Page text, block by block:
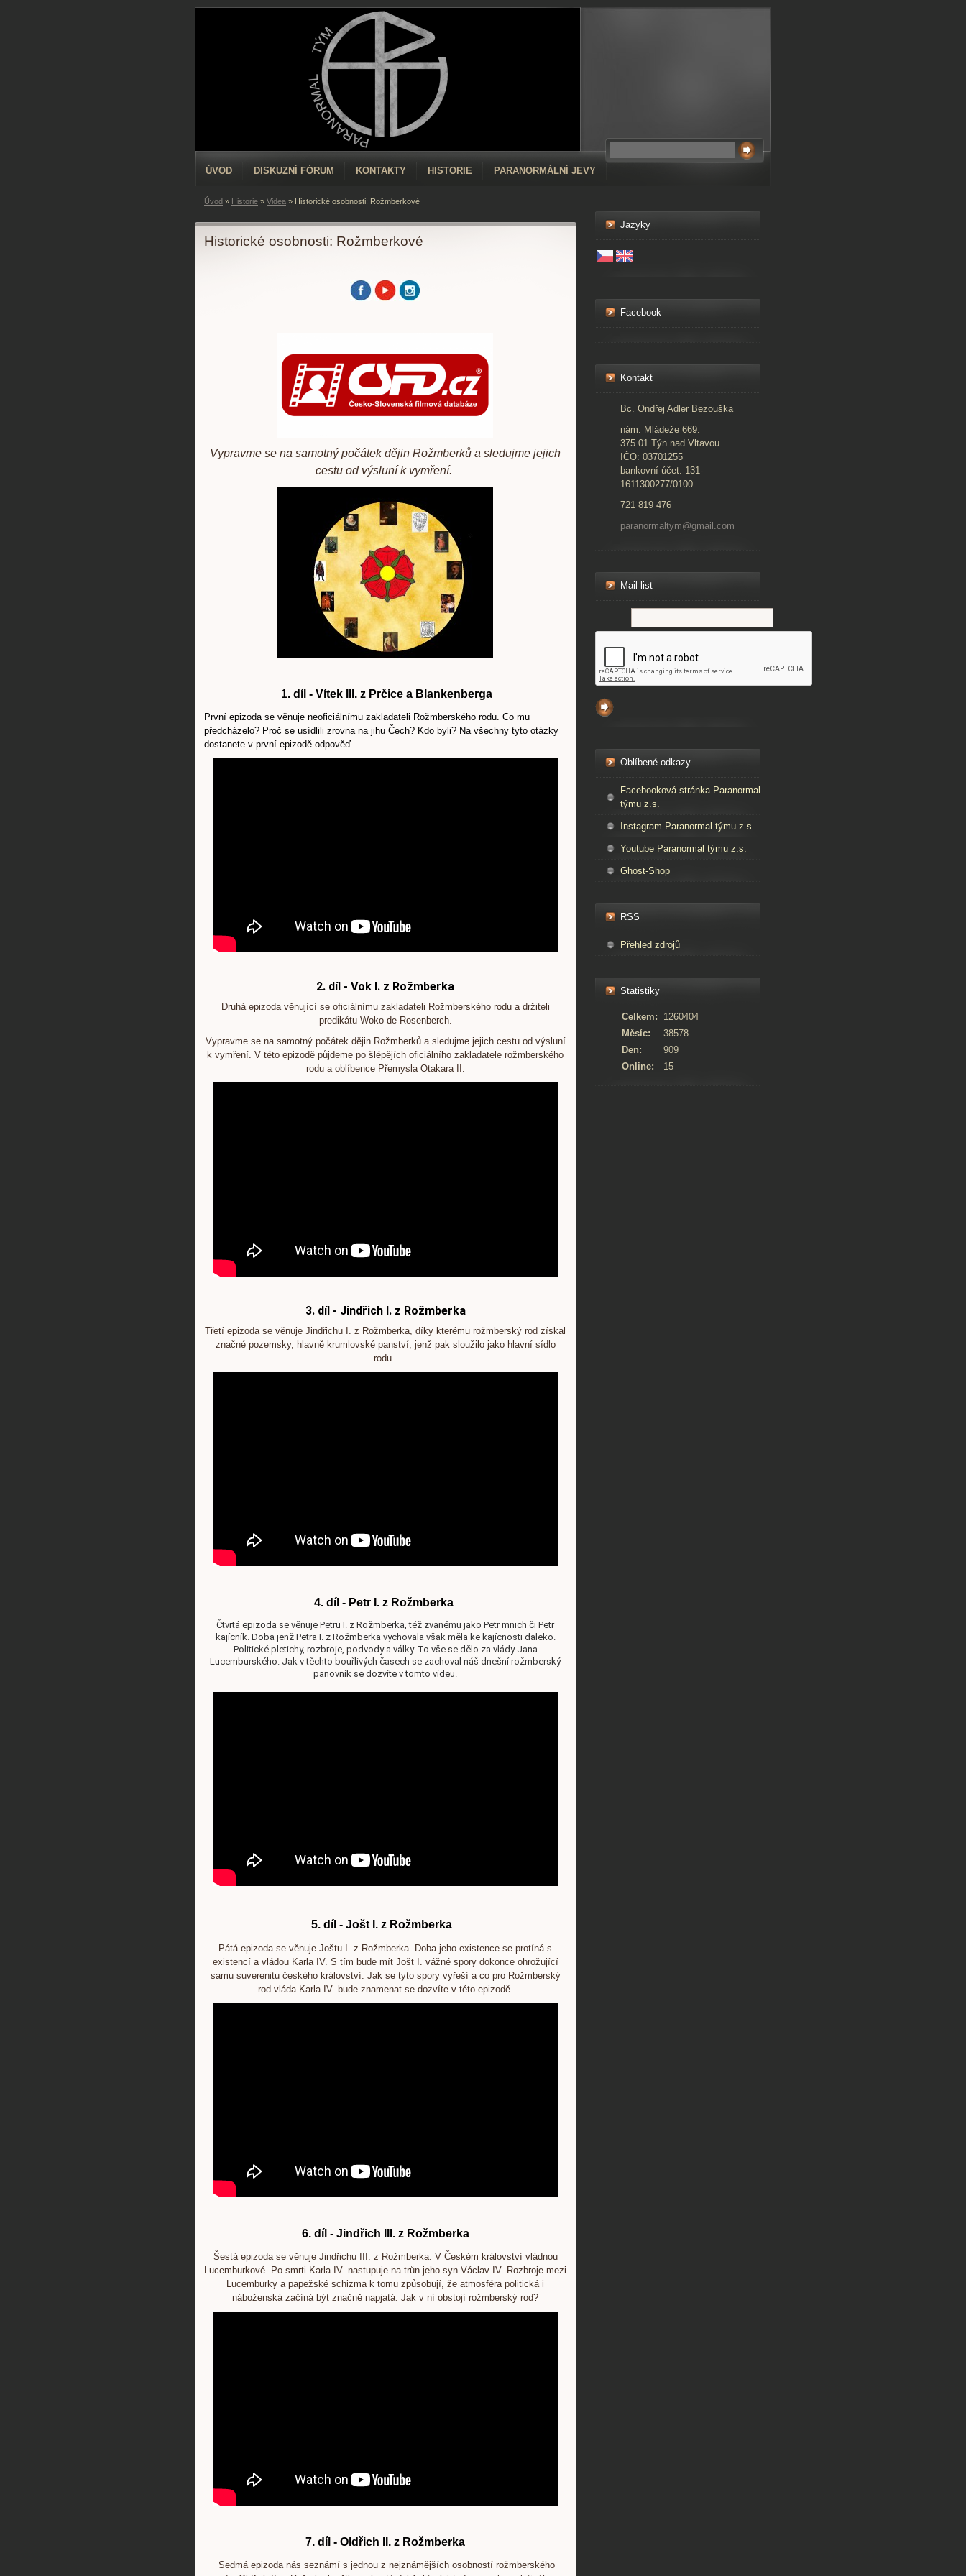
ÚVOD DISKUZNÍ FÓRUM KONTAKTY HISTORIE PARANORMÁLNÍ JEVY
Jazyky
Facebook
Kontakt
Bc. Ondřej Adler Bezouška
nám. Mládeže 669.
375 01 Týn nad Vltavou
IČO: 03701255
bankovní účet: 131-
1611300277/0100
721 819 476
paranormaltym@gmail.com
Mail list
Oblíbené odkazy
Facebooková stránka Paranormal
týmu z.s.
Instagram Paranormal týmu z.s.
Youtube Paranormal týmu z.s.
Ghost-Shop
RSS
Přehled zdrojů
Statistiky
Online: 15
Celkem:
1260404
Měsíc:
38578
Den:
909
Úvod » Historie » Videa » Historické osobnosti: Rožmberkové
Historické osobnosti: Rožmberkové
Vypravme se na samotný počátek dějin Rožmberků a sledujme jejich
cestu od výsluní k vymření.
1. díl - Vítek III. z Prčice a Blankenberga
První epizoda se věnuje neoficiálnímu zakladateli Rožmberského rodu. Co mu
předcházelo? Proč se usídlili zrovna na jihu Čech? Kdo byli? Na všechny tyto otázky
dostanete v první epizodě odpověď.
2. díl - Vok I. z Rožmberka
Druhá epizoda věnující se oficiálnímu zakladateli Rožmberského rodu a držiteli
predikátu Woko de Rosenberch.
Vypravme se na samotný počátek dějin Rožmberků a sledujme jejich cestu od výsluní
k vymření. V této epizodě půjdeme po šlépějích oficiálního zakladatele rožmberského
rodu a oblíbence Přemysla Otakara II.
3. díl - Jindřich I. z Rožmberka
Třetí epizoda se věnuje Jindřichu I. z Rožmberka, díky kterému rožmberský rod získal
značné pozemsky, hlavně krumlovské panství, jenž pak sloužilo jako hlavní sídlo
rodu.
4. díl - Petr I. z Rožmberka
Čtvrtá epizoda se věnuje Petru I. z Rožmberka, též zvanému jako Petr mnich či Petr
kajícník. Doba jenž Petra I. z Rožmberka vychovala však měla ke kajícnosti daleko.
Politické pletichy, rozbroje, podvody a války. To vše se dělo za vlády Jana
Lucemburského. Jak v těchto bouřlivých časech se zachoval náš dnešní rožmberský
panovník se dozvíte v tomto videu.
5. díl - Jošt I. z Rožmberka
Pátá epizoda se věnuje Joštu I. z Rožmberka. Doba jeho existence se protíná s
existencí a vládou Karla IV. S tím bude mít Jošt I. vážné spory dokonce ohrožující
samu suverenitu českého království. Jak se tyto spory vyřeší a co pro Rožmberský
rod vláda Karla IV. bude znamenat se dozvíte v této epizodě.
6. díl - Jindřich III. z Rožmberka
Šestá epizoda se věnuje Jindřichu III. z Rožmberka. V Českém království vládnou
Lucemburkové. Po smrti Karla IV. nastupuje na trůn jeho syn Václav IV. Rozbroje mezi
Lucemburky a papežské schizma k tomu způsobují, že atmosféra politická i
náboženská začíná být značně napjatá. Jak v ní obstojí rožmberský rod?
7. díl - Oldřich II. z Rožmberka
Sedmá epizoda nás seznámí s jednou z nejznámějších osobností rožmberského